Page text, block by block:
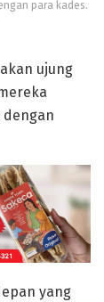
para kades.
ujung
dengan
yang